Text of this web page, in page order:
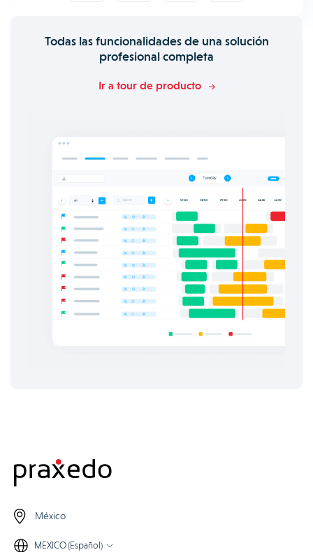
Todas las funcionalidades de una solución
profesional completa
Ir a tour de producto
México
MEXICO (Español)